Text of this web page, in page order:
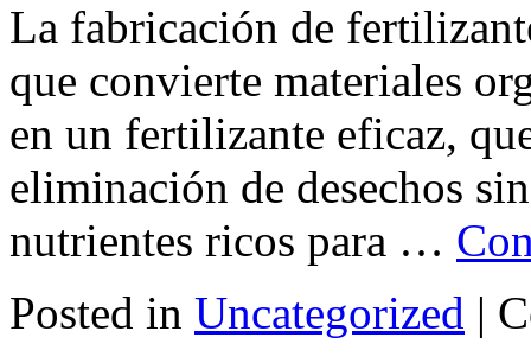
Best
Choice
La fabricación de
que convierte materiales
en un fertilizante eficaz,
eliminación de desechos
nutrientes ricos para …
Posted in Uncategorized |